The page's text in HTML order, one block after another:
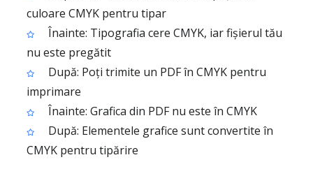
culoare CMYK pentru tipar
Înainte: Tipografia cere CMYK, iar fișierul tău
nu este pregătit
După: Poți trimite un PDF în CMYK pentru
imprimare
Înainte: Grafica din PDF nu este în CMYK
După: Elementele grafice sunt convertite în
CMYK pentru tipărire